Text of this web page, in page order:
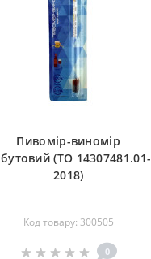
Пивомір-виномір
(ТО 14307481.01-
2018)
Код товару: 300505
0